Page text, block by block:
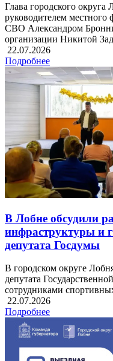
Глава городского
руководителем местного
СВО Александром
организации Никитой
22.07.2026
Подробнее
В Лобне обсудили
инфраструктуры и
депутата Госдумы
В городском округе
депутата
сотрудниками
22.07.2026
Подробнее